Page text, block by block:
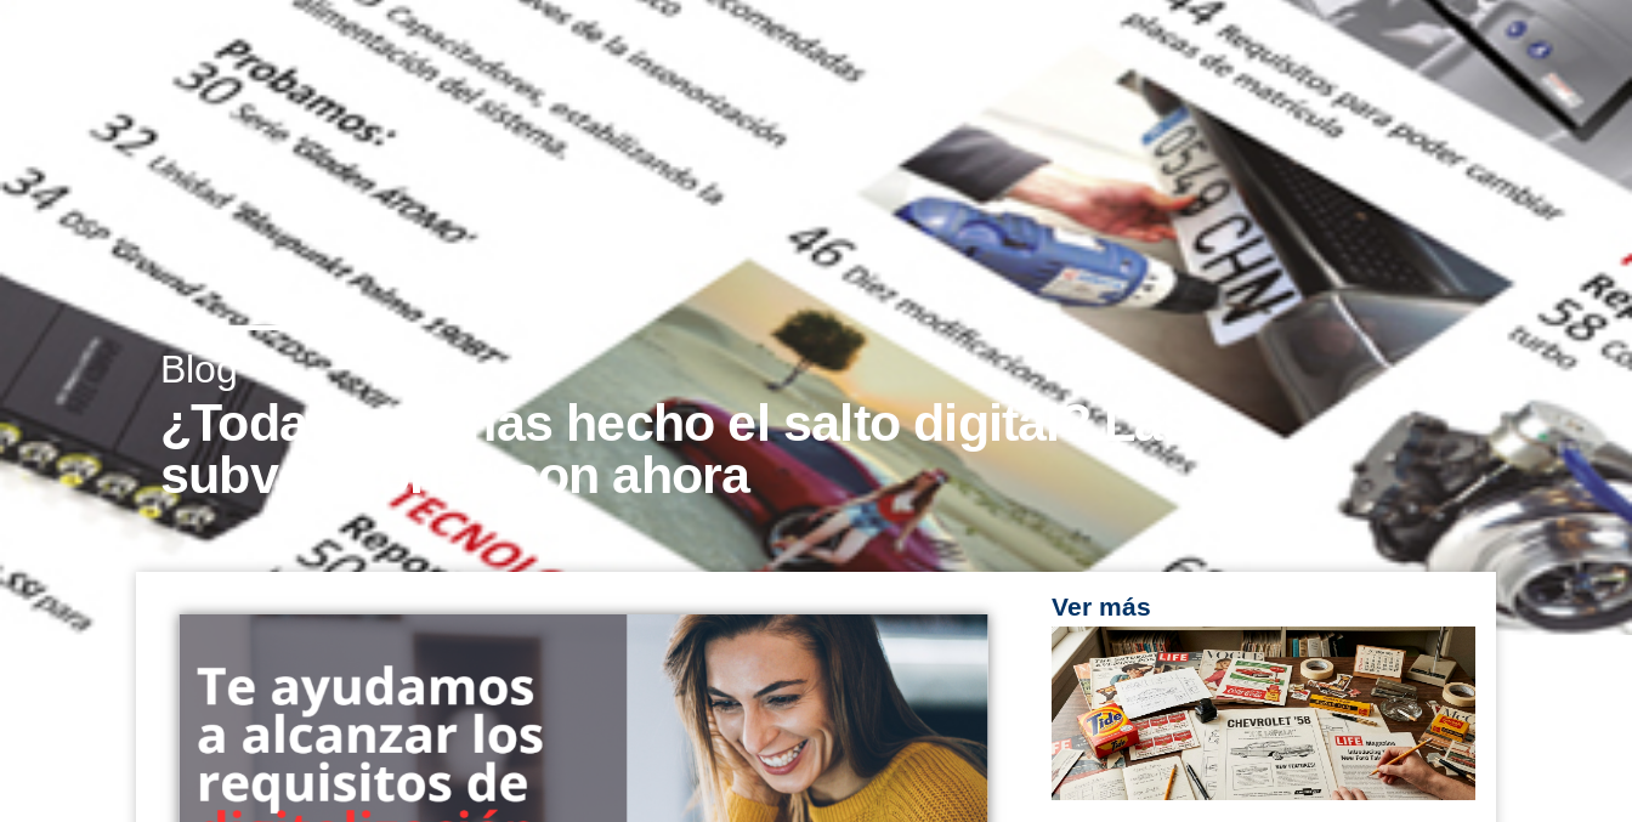
Blog
¿Todavía no has hecho el salto digital? Las
subvenciones son ahora
Ver más